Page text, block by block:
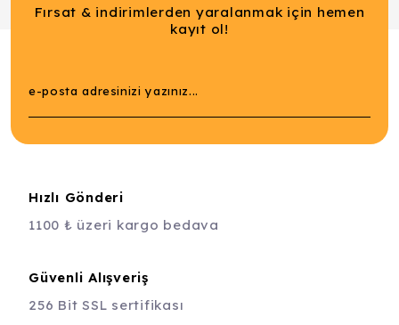
Fırsat & indirimlerden yaralanmak için hemen
kayıt ol!
Hızlı Gönderi
1100 ₺ üzeri kargo bedava
Güvenli Alışveriş
256 Bit SSL sertifikası